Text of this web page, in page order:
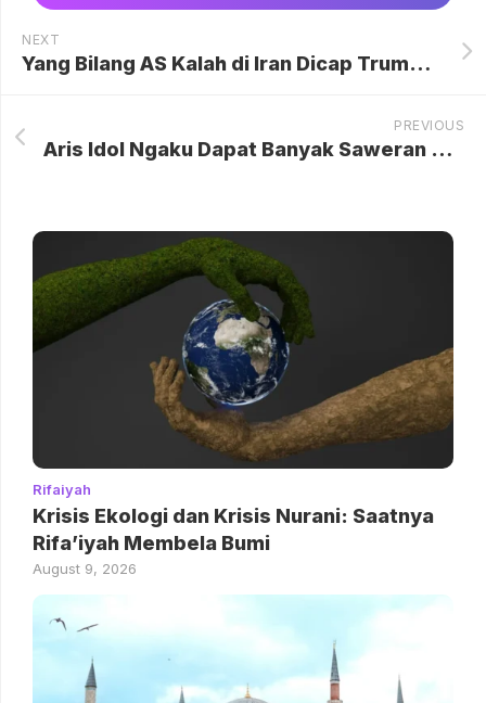
NEXT
Yang Bilang AS Kalah di Iran Dicap Trump Pengkhianatan
PREVIOUS
Aris Idol Ngaku Dapat Banyak Saweran dari TikTok, Ngamen di Pantai hingga Bukit: Perjuangan Baru Sang Musisi di Era Digital
Rifaiyah
Krisis Ekologi dan Krisis Nurani: Saatnya
Rifa’iyah Membela Bumi
August 9, 2026